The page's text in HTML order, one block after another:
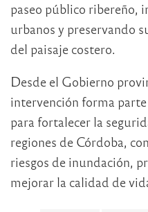
paseo público ribereño,
urbanos y preservando
del paisaje costero.
Desde el Gobierno
intervención forma
para fortalecer la
regiones de Córdoba,
riesgos de inundación,
mejorar la calidad de